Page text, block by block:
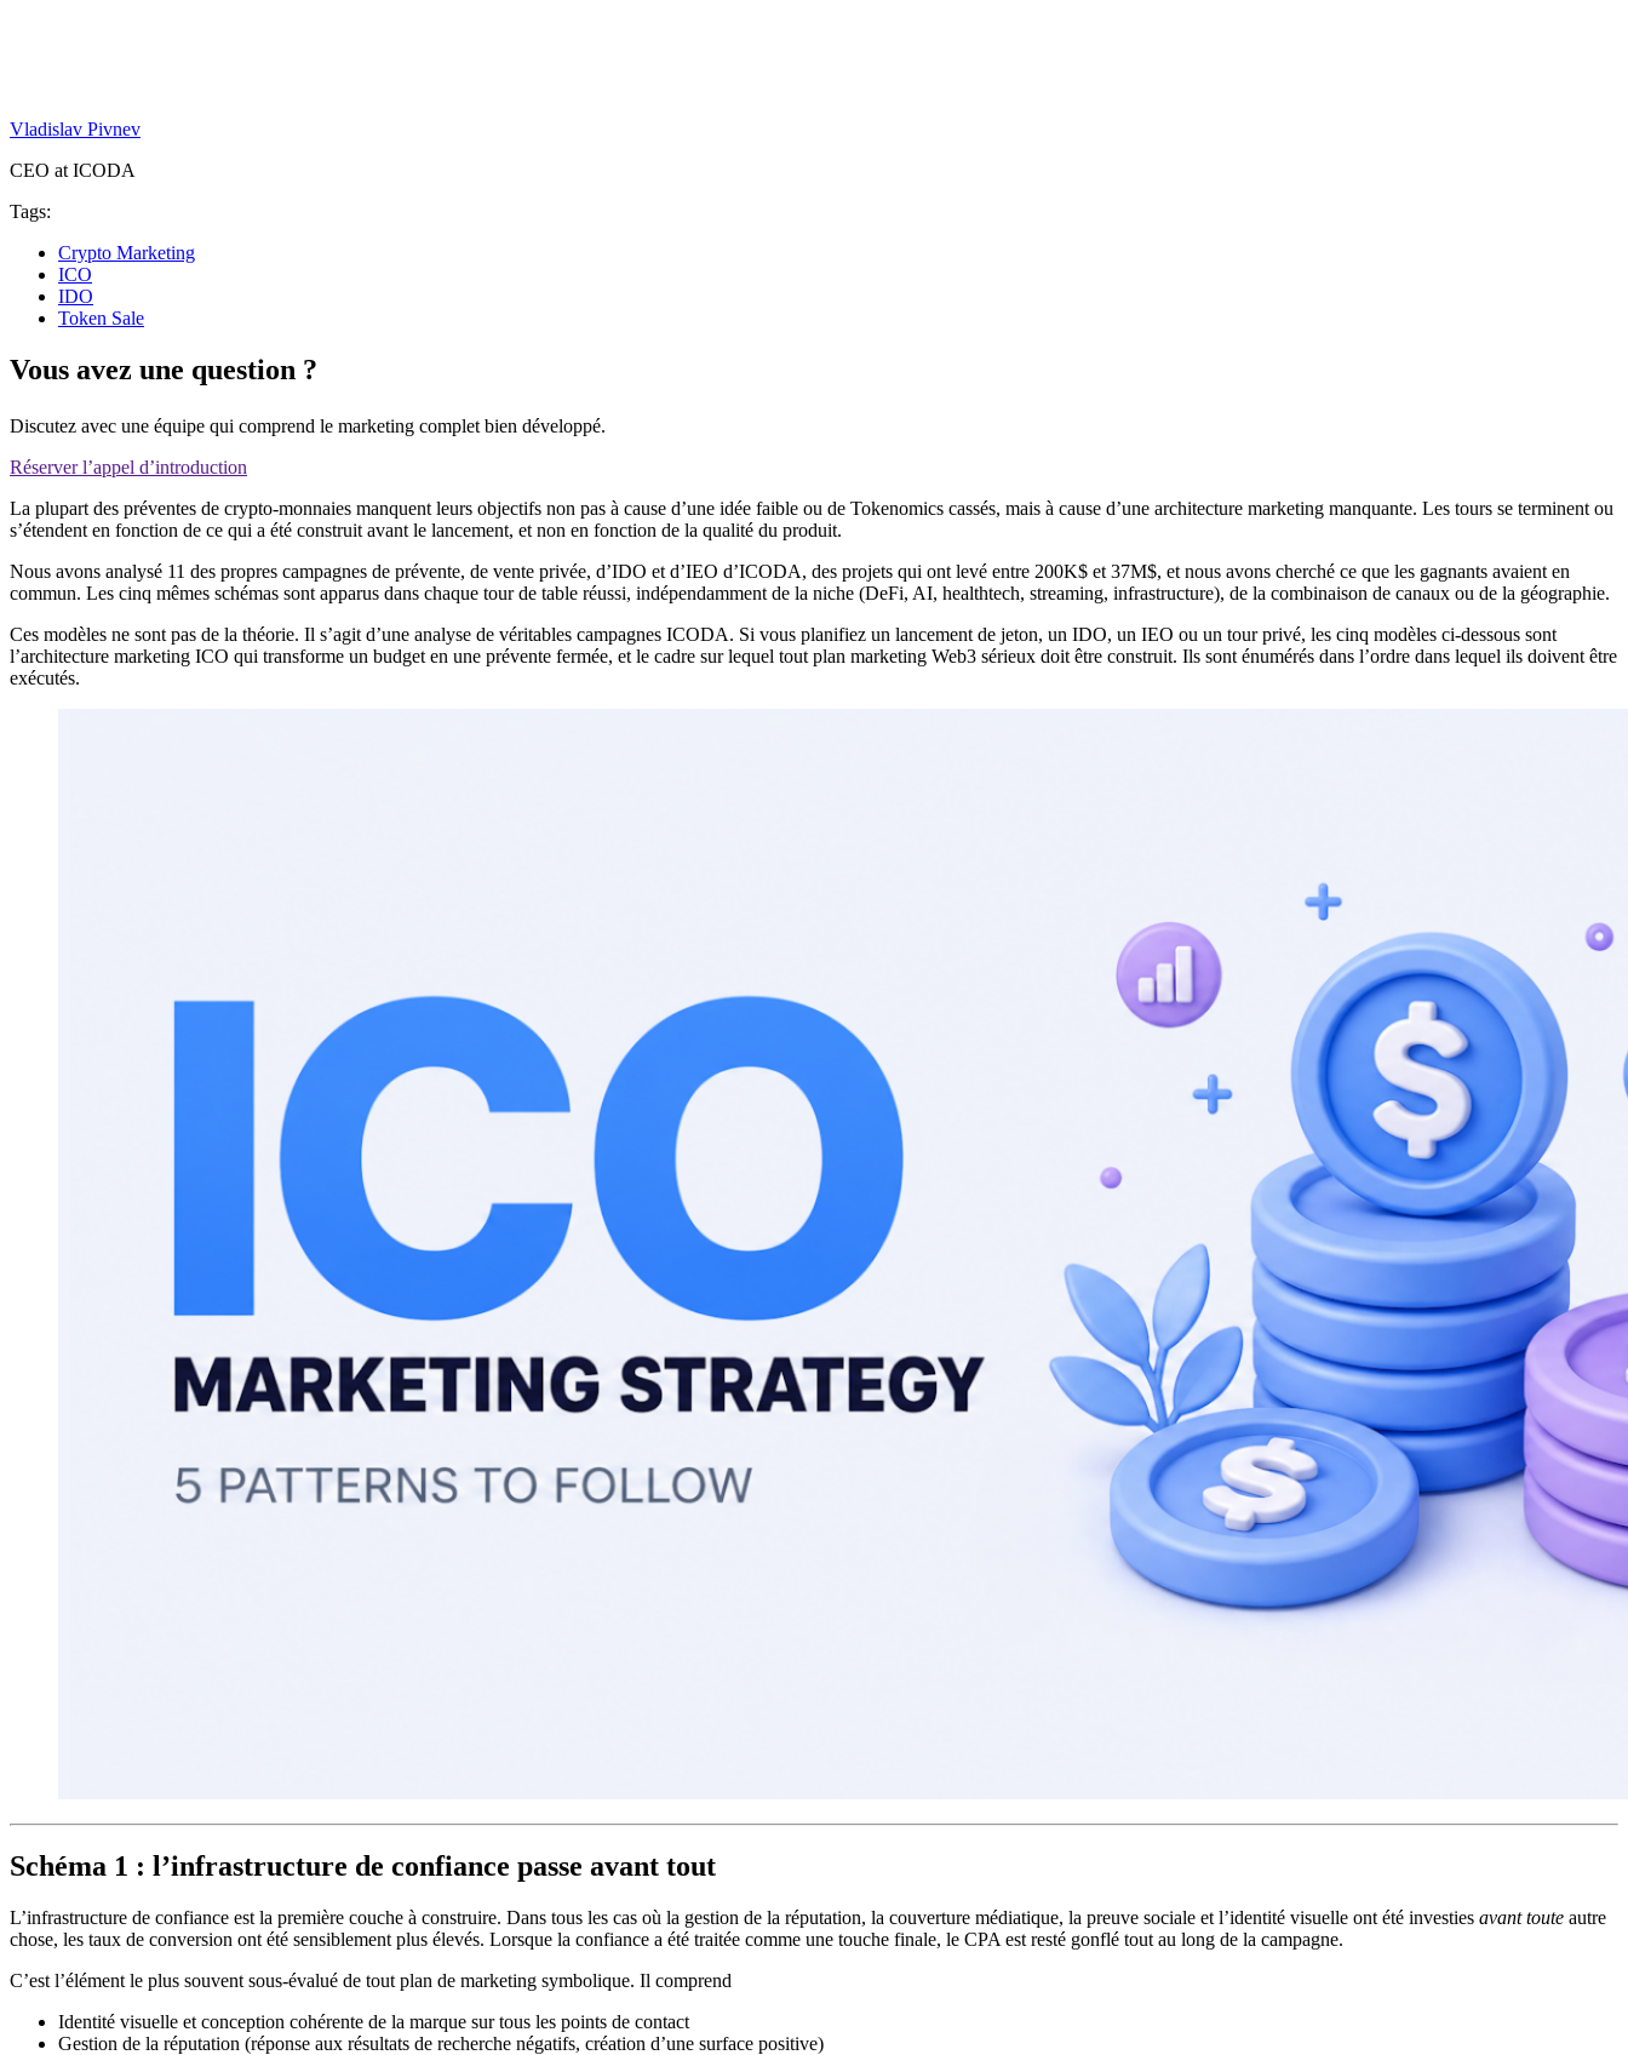
Vladislav Pivnev
CEO at ICODA
Tags:
Crypto Marketing
ICO
IDO
Token Sale
Vous avez une question ?
Discutez avec une équipe qui comprend le marketing complet bien développé.
Réserver l’appel d’introduction
La plupart des préventes de crypto-monnaies manquent leurs objectifs non pas à cause d’une idée faible ou de Tokenomics cassés, mais à cause d’une architecture marketing manquante. Les tours se terminent ou
s’étendent en fonction de ce qui a été construit avant le lancement, et non en fonction de la qualité du produit.
Nous avons analysé 11 des propres campagnes de prévente, de vente privée, d’IDO et d’IEO d’ICODA, des projets qui ont levé entre 200K$ et 37M$, et nous avons cherché ce que les gagnants avaient en
commun. Les cinq mêmes schémas sont apparus dans chaque tour de table réussi, indépendamment de la niche (DeFi, AI, healthtech, streaming, infrastructure), de la combinaison de canaux ou de la géographie.
Ces modèles ne sont pas de la théorie. Il s’agit d’une analyse de véritables campagnes ICODA. Si vous planifiez un lancement de jeton, un IDO, un IEO ou un tour privé, les cinq modèles ci-dessous sont
l’architecture marketing ICO qui transforme un budget en une prévente fermée, et le cadre sur lequel tout plan marketing Web3 sérieux doit être construit. Ils sont énumérés dans l’ordre dans lequel ils doivent être
exécutés.
Schéma 1 : l’infrastructure de confiance passe avant tout
L’infrastructure de confiance est la première couche à construire. Dans tous les cas où la gestion de la réputation, la couverture médiatique, la preuve sociale et l’identité visuelle ont été investies avant toute autre
chose, les taux de conversion ont été sensiblement plus élevés. Lorsque la confiance a été traitée comme une touche finale, le CPA est resté gonflé tout au long de la campagne.
C’est l’élément le plus souvent sous-évalué de tout plan de marketing symbolique. Il comprend
Identité visuelle et conception cohérente de la marque sur tous les points de contact
Gestion de la réputation (réponse aux résultats de recherche négatifs, création d’une surface positive)